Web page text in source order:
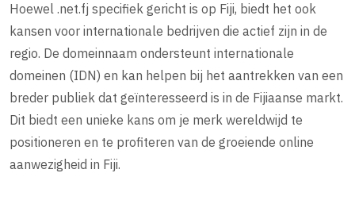
Hoewel .net.fj specifiek gericht is op Fiji, biedt het ook
kansen voor internationale bedrijven die actief zijn in de
regio. De domeinnaam ondersteunt internationale
domeinen (IDN) en kan helpen bij het aantrekken van een
breder publiek dat geïnteresseerd is in de Fijiaanse markt.
Dit biedt een unieke kans om je merk wereldwijd te
positioneren en te profiteren van de groeiende online
aanwezigheid in Fiji.